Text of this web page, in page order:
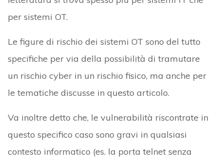
per sistemi OT.
Le figure di rischio dei sistemi OT sono del tutto
specifiche per via della possibilità di tramutare
un rischio cyber in un rischio fisico, ma anche per
le tematiche discusse in questo articolo.
Va inoltre detto che, le vulnerabilità riscontrate in
questo specifico caso sono gravi in qualsiasi
contesto informatico (es. la porta telnet senza